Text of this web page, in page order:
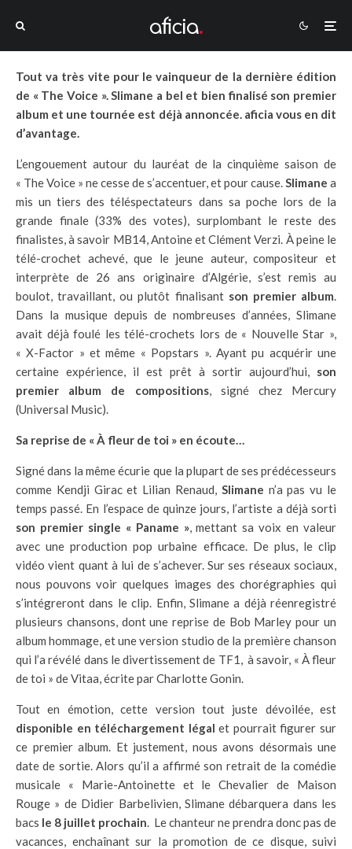
Tout va très vite pour le vainqueur de la dernière édition
de « The Voice ». Slimane a bel et bien finalisé son premier
album et une tournée est déjà annoncée. aficia vous en dit
d’avantage.
L’engouement autour du lauréat de la cinquième saison de
« The Voice » ne cesse de s’accentuer, et pour cause.Slimane a
mis un tiers des téléspectateurs dans sa poche lors de la
grande finale (33% des votes), surplombant le reste des
finalistes, à savoir MB14, Antoine et Clément Verzi. À peine le
télé-crochet achevé, que le jeune auteur, compositeur et
interprète de 26 ans originaire d’Algérie, s’est remis au
boulot, travaillant, ou plutôt finalisant son premier album.
Dans la musique depuis de nombreuses d’années, Slimane
avait déjà foulé les télé-crochets lors de « Nouvelle Star »,
« X-Factor » et même « Popstars ». Ayant pu acquérir une
certaine expérience, il est prêt à sortir aujourd’hui, son
premier album de compositions, signé chez Mercury
(Universal Music).
Sa reprise de « À fleur de toi » en écoute…
Signé dans la même écurie que la plupart de ses prédécesseurs
comme Kendji Girac et Lilian Renaud, Slimane n’a pas vu le
temps passé. En l’espace de quinze jours, l’artiste a déjà sorti
son premier single « Paname », mettant sa voix en valeur
avec une production pop urbaine efficace. De plus, le clip
vidéo vient quant à lui de s’achever. Sur ses réseaux sociaux,
nous pouvons voir quelques images des chorégraphies qui
s’intégreront dans le clip. Enfin, Slimane a déjà réenregistré
plusieurs chansons, dont une reprise de Bob Marley pour un
album hommage, et une version studio de la première chanson
qui l’a révélé dans le divertissement de TF1, à savoir, « À fleur
de toi » de Vitaa, écrite par Charlotte Gonin.
Tout en émotion, cette version tout juste dévoilée, est
disponible en téléchargement légal et pourrait figurer sur
ce premier album. Et justement, nous avons désormais une
date de sortie. Alors qu’il a affirmé son retrait de la comédie
musicale « Marie-Antoinette et le Chevalier de Maison
Rouge » de Didier Barbelivien, Slimane débarquera dans les
bacs le 8 juillet prochain. Le chanteur ne prendra donc pas de
vacances, enchaînant sur la promotion de ce disque, suivi